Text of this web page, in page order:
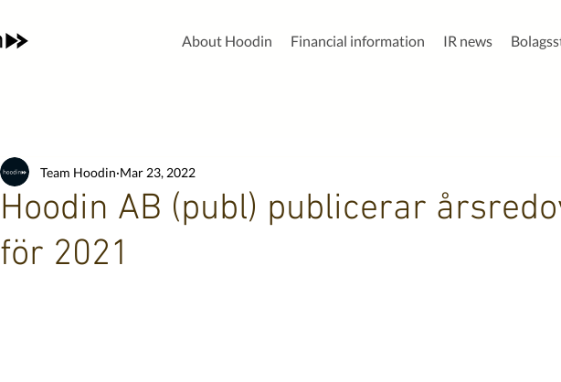
About Hoodin Financial information IR news
Hoodin AB (publ) publicerar
för 2021
Team Hoodin Mar 23, 2022